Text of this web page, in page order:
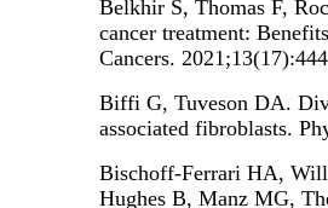
Belkhir S, Thomas F,
cancer treatment:
Cancers.
Biffi G, Tuveson DA.
associated fibroblasts.
Bischoff-Ferrari HA,
Hughes B, Manz MG,